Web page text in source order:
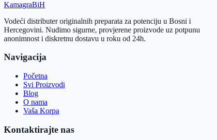
KamagraBiH
Vodeći distributer originalnih preparata za potenciju u Bosni i
Hercegovini. Nudimo sigurne, provjerene proizvode uz potpunu
anonimnost i diskretnu dostavu u roku od 24h.
Navigacija
Početna
Svi Proizvodi
Blog
O nama
Vaša Korpa
Kontaktirajte nas